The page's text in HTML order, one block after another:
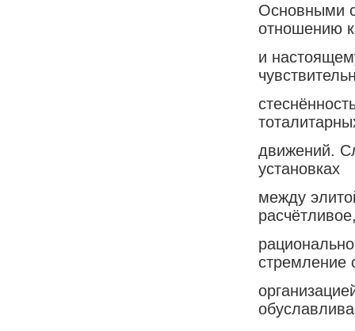
Основными
отношению
и
движений.
установках
между
стремление